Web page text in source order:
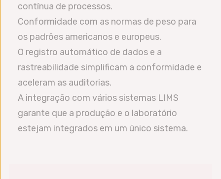
contínua de processos.
Conformidade com as normas de peso para
os padrões americanos e europeus.
O registro automático de dados e a
rastreabilidade simplificam a conformidade e
aceleram as auditorias.
A integração com vários sistemas LIMS
garante que a produção e o laboratório
estejam integrados em um único sistema.